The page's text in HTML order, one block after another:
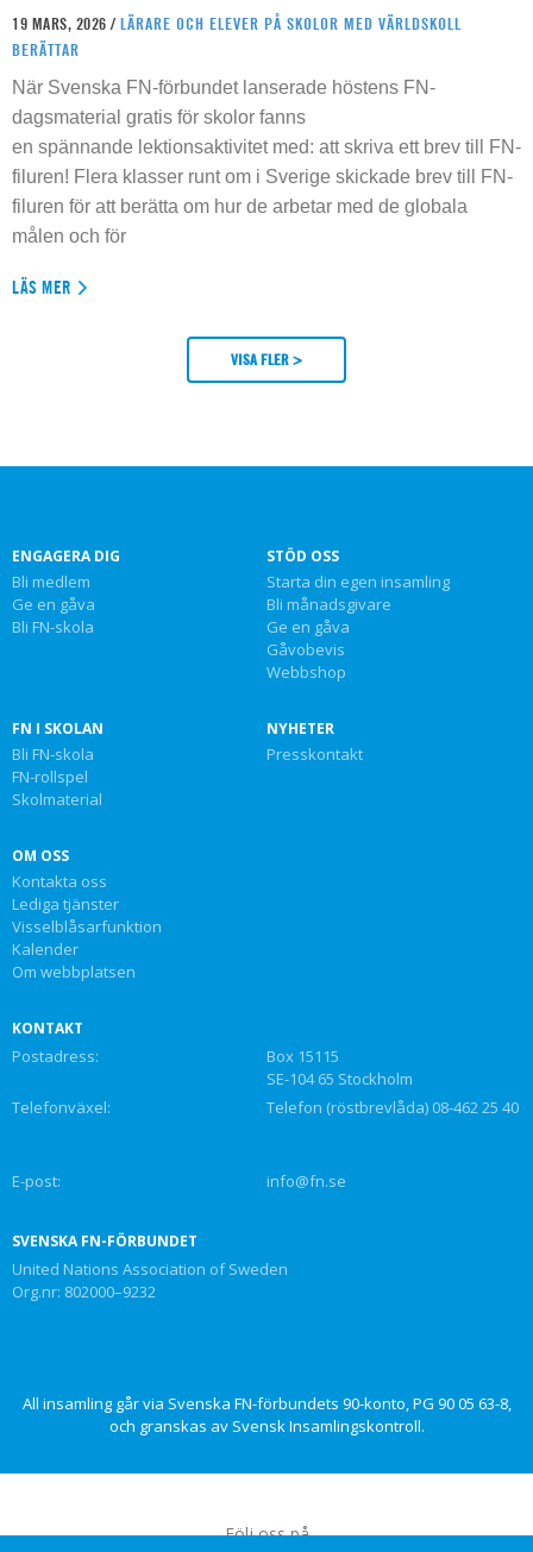
19 MARS, 2026 / LÄRARE OCH ELEVER PÅ SKOLOR MED VÄRLDSKOLL
BERÄTTAR
När Svenska FN-förbundet lanserade höstens FN-
dagsmaterial gratis för skolor fanns
en spännande lektionsaktivitet med: att skriva ett brev till FN-
filuren! Flera klasser runt om i Sverige skickade brev till FN-
filuren för att berätta om hur de arbetar med de globala
målen och för
LÄS MER
VISA FLER >
ENGAGERA DIG
Bli medlem
Ge en gåva
Bli FN-skola
STÖD OSS
Starta din egen insamling
Bli månadsgivare
Ge en gåva
Gåvobevis
Webbshop
FN I SKOLAN
Bli FN-skola
FN-rollspel
Skolmaterial
NYHETER
Presskontakt
OM OSS
Kontakta oss
Lediga tjänster
Visselblåsarfunktion
Kalender
Om webbplatsen
KONTAKT
Postadress:
Box 15115
SE-104 65 Stockholm
Telefonväxel:
Telefon (röstbrevlåda) 08-462 25 40
E-post: info@fn.se
SVENSKA FN-FÖRBUNDET
United Nations Association of Sweden
Org.nr: 802000–9232
All insamling går via Svenska FN-förbundets 90-konto, PG 90 05 63-8,
och granskas av Svensk Insamlingskontroll.
Följ oss på